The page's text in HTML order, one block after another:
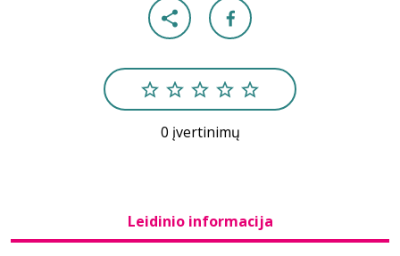
0 įvertinimų
Leidinio informacija